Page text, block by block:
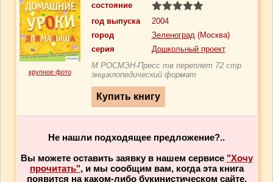
крупное фото
состояние
год выпуска
2004
город
Зеленоград(Москва)
серия
Дошкольный проект
М РОСМЭН-Пресс тв переплет 72 стр
энциклопедический формат
Не нашли подходящее предложение?..
Вы можете оставить заявку в нашем сервисе "Хочу
прочитать", и мы сообщим вам, когда эта книга
появится на каком-либо букинистическом сайте.